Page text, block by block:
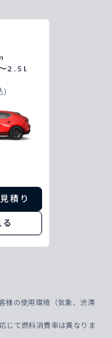
2.5L
)
積り
様の使用環境（気象、渋滞
じて燃料消費率は異なりま